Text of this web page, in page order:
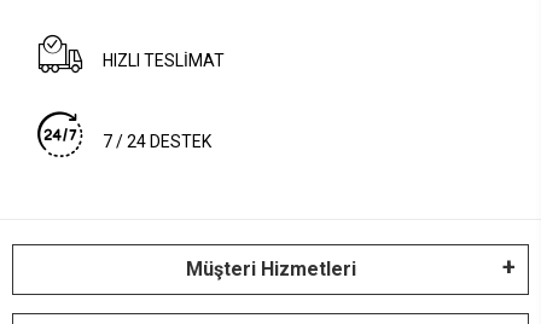
HIZLI TESLİMAT
7 / 24 DESTEK
Müşteri Hizmetleri